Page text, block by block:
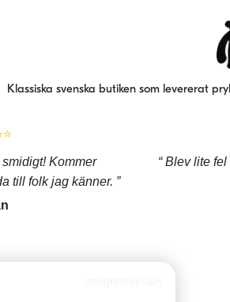
Klassiska svenska butiken som levererat
Kommer
till folk jag känner.
Blev lite fel